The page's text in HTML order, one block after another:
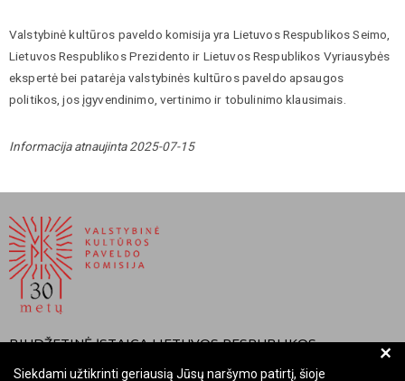
Valstybinė kultūros paveldo komisija yra Lietuvos Respublikos Seimo,
Lietuvos Respublikos Prezidento ir Lietuvos Respublikos Vyriausybės
ekspertė bei patarėja valstybinės kultūros paveldo apsaugos
politikos, jos įgyvendinimo, vertinimo ir tobulinimo klausimais.
Informacija atnaujinta 2025-07-15
BIUDŽETINĖ ĮSTAIGA LIETUVOS RESPUBLIKOS
VALSTYBINĖ KULTŪROS PAVELDO KOMISIJA
+
Siekdami užtikrinti geriausią Jūsų naršymo patirtį, šioje